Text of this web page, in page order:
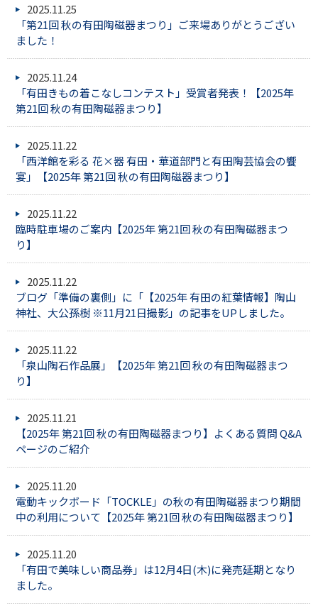
2025.11.25
「第21回 秋の有田陶磁器まつり」ご来場ありがとうござい
ました！
2025.11.24
「有田きもの着こなしコンテスト」受賞者発表！【2025年
第21回 秋の有田陶磁器まつり】
2025.11.22
「西洋館を彩る 花×器 有田・華道部門と有田陶芸協会の饗
宴」【2025年 第21回 秋の有田陶磁器まつり】
2025.11.22
臨時駐車場のご案内【2025年 第21回 秋の有田陶磁器まつ
り】
2025.11.22
ブログ「準備の裏側」に「【2025年 有田の紅葉情報】陶山
神社、大公孫樹 ※11月21日撮影」の記事をUPしました。
2025.11.22
「泉山陶石作品展」【2025年 第21回 秋の有田陶磁器まつ
り】
2025.11.21
【2025年 第21回 秋の有田陶磁器まつり】よくある質問 Q&A
ページのご紹介
2025.11.20
電動キックボード「TOCKLE」の秋の有田陶磁器まつり期間
中の利用について【2025年 第21回 秋の有田陶磁器まつり】
2025.11.20
「有田で美味しい商品券」は12月4日(木)に発売延期となり
ました。